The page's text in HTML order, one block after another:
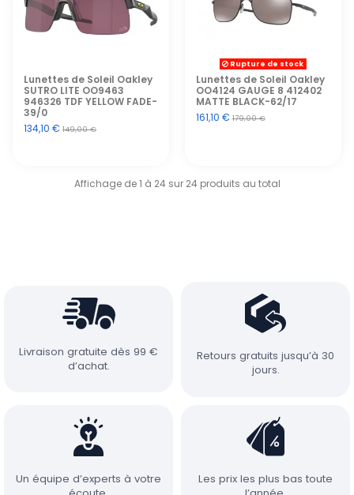
Lunettes de Soleil Oakley
SUTRO LITE OO9463
946326 TDF YELLOW FADE-
39/0
134,10 €149,00 €
Rupture de stock
Lunettes de Soleil Oakley
OO4124 GAUGE 8 412402
MATTE BLACK-62/17
161,10 €179,00 €
Affichage de 1 à 24 sur 24 produits au total
Livraison gratuite dès 99 €
d’achat.
Retours gratuits jusqu’à 30
jours.
Un équipe d’experts à votre
Les prix les plus bas toute